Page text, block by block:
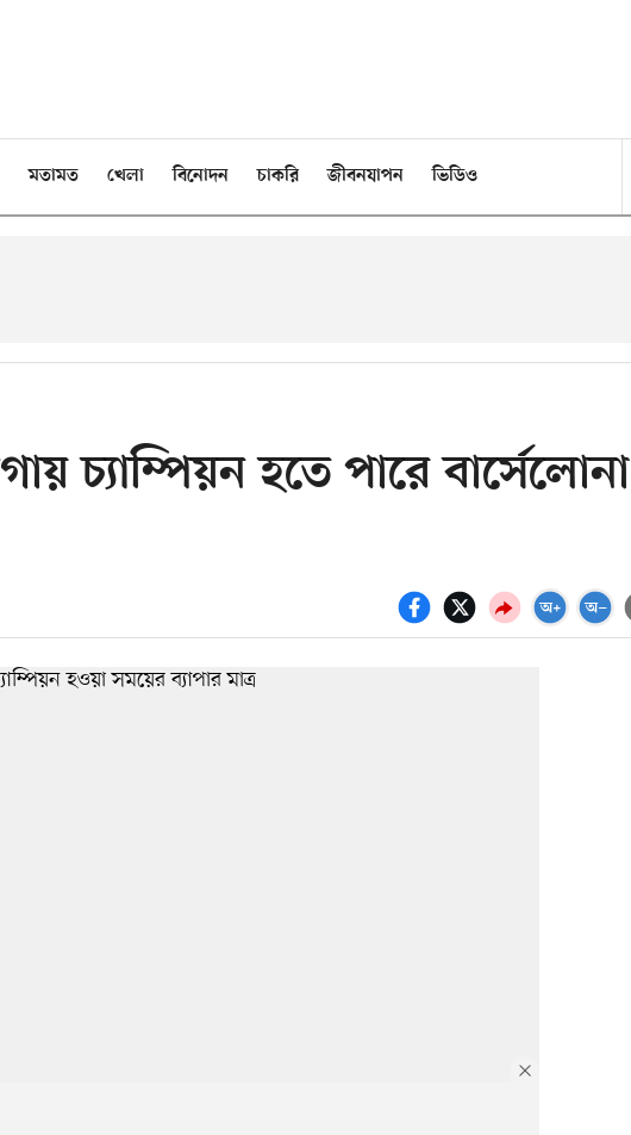
মতামত খেলা বিনোদন চাকরি জীবনযাপন ভিডিও
চ্যাম্পিয়ন হতে পারে বার্সেলোনা